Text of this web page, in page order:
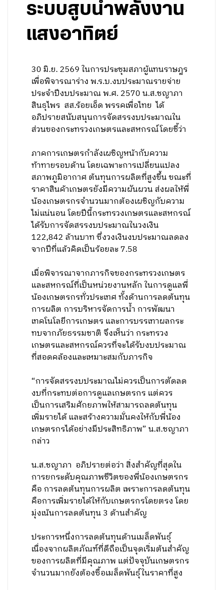
ระบบสูบน้ำพลังงาน
แสงอาทิตย์
30 มิ.ย. 2569 ในการประชุมสภาผู้แทนราษฎร
เพื่อพิจารณาร่าง พ.ร.บ.งบประมาณรายจ่าย
ประจำปีงบประมาณ พ.ศ. 2570 น.ส.ชญาภา
สินธุไพร สส.ร้อยเอ็ด พรรคเพื่อไทย ได้
อภิปรายสนับสนุนการจัดสรรงบประมาณใน
ส่วนของกระทรวงเกษตรและสหกรณ์โดยชี้ว่า
ภาคการเกษตรกำลังเผชิญหน้ากับความ
ท้าทายรอบด้าน โดยเฉพาะการเปลี่ยนแปลง
สภาพภูมิอากาศ ต้นทุนการผลิตที่สูงขึ้น ขณะที่
ราคาสินค้าเกษตรยังมีความผันผวน ส่งผลให้พี่
น้องเกษตรกรจำนวนมากต้องเผชิญกับความ
ไม่แน่นอน โดยปีนี้กระทรวงเกษตรและสหกรณ์
ได้รับการจัดสรรงบประมาณในวงเงิน
122,842 ล้านบาท ซึ่งวงเงินงบประมาณลดลง
จากปีที่แล้วคิดเป็นร้อยละ 7.58
เมื่อพิจารณาจากภารกิจของกระทรวงเกษตร
และสหกรณ์ที่เป็นหน่วยงานหลัก ในการดูแลพี่
น้องเกษตรกรทั่วประเทศ ทั้งด้านการลดต้นทุน
การผลิต การบริหารจัดการน้ำ การพัฒนา
เทคโนโลยีการเกษตร และการบรรเทาผลกระ
ทบจากภัยธรรมชาติ จึงเห็นว่า กระทรวง
เกษตรและสหกรณ์ควรที่จะได้รับงบประมาณ
ที่สอดคล้องและเหมาะสมกับภารกิจ
“การจัดสรรงบประมาณไม่ควรเป็นการตัดลด
งบที่กระทบต่อการดูแลเกษตรกร แต่ควร
เป็นการเสริมศักยภาพให้สามารถลดต้นทุน
เพิ่มรายได้ และสร้างความมั่นคงให้กับพี่น้อง
เกษตรกรได้อย่างมีประสิทธิภาพ” น.ส.ชญาภา
กล่าว
น.ส.ชญาภา อภิปรายต่อว่า สิ่งสำคัญที่สุดใน
การยกระดับคุณภาพชีวิตของพี่น้องเกษตรกร
คือ การลดต้นทุนการผลิต เพราะการลดต้นทุน
คือการเพิ่มรายได้ให้กับเกษตรกรโดยตรง โดย
มุ่งเน้นการลดต้นทุน 3 ด้านสำคัญ
ประการหนึ่งการลดต้นทุนด้านเมล็ดพันธุ์
เนื่องจากผลิตภัณฑ์ที่ดีถือเป็นจุดเริ่มต้นสำคัญ
ของการผลิตที่มีคุณภาพ แต่ปัจจุบันเกษตรกร
จำนวนมากยังต้องซื้อเมล็ดพันธุ์ในราคาที่สูง